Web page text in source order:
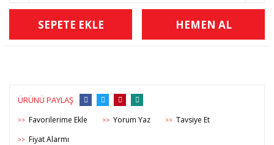
SEPETE EKLE HEMEN AL
ÜRÜNÜ PAYLAŞ
>> >> Yorum Yaz >> Tavsiye Et
>> Fiyat Alarmı